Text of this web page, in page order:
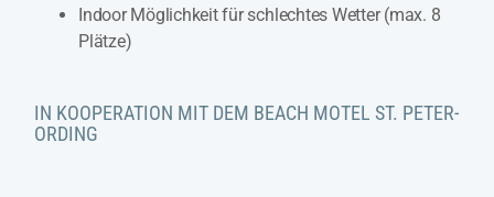
Indoor Möglichkeit für schlechtes Wetter (max. 8
Plätze)
IN KOOPERATION MIT DEM BEACH MOTEL ST. PETER-
ORDING